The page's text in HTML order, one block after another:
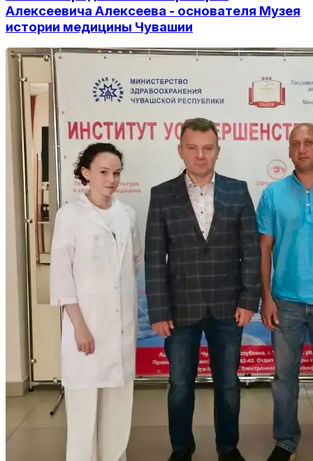
Алексеевича Алексеева - основателя Музея
истории медицины Чувашии